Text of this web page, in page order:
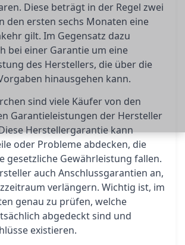
Diese beträgt in der Regel zwei
den ersten sechs Monaten eine
gilt. Im Gegensatz dazu
bei einer Garantie um eine
des Herstellers, die über die
hinausgehen kann.
sind viele Käufer von den
Garantieleistungen der Hersteller
Herstellergarantie kann
oder Probleme abdecken, die
gesetzliche Gewährleistung fallen.
auch Anschlussgarantien an,
verlängern. Wichtig ist, im
genau zu prüfen, welche
abgedeckt sind und
existieren.